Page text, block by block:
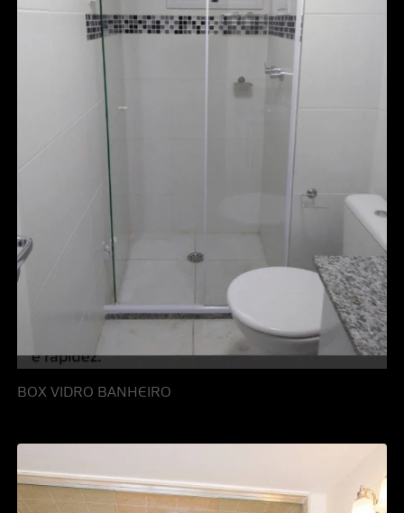
BOX VIDRO BANHEIRO